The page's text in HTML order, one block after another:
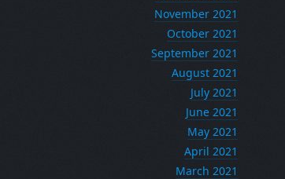
November 2021
October 2021
September 2021
August 2021
July 2021
June 2021
May 2021
April 2021
March 2021